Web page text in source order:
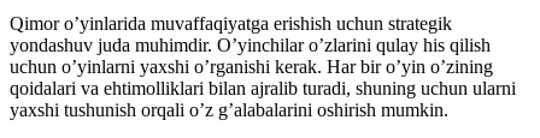
Qimor o’yinlarida muvaffaqiyatga erishish uchun strategik
yondashuv juda muhimdir. O’yinchilar o’zlarini qulay his qilish
uchun o’yinlarni yaxshi o’rganishi kerak. Har bir o’yin o’zining
qoidalari va ehtimolliklari bilan ajralib turadi, shuning uchun ularni
yaxshi tushunish orqali o’z g’alabalarini oshirish mumkin.